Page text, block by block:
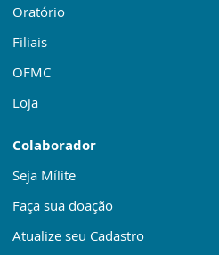
Oratório
Filiais
OFMC
Loja
Colaborador
Seja Mílite
Faça sua doação
Atualize seu Cadastro